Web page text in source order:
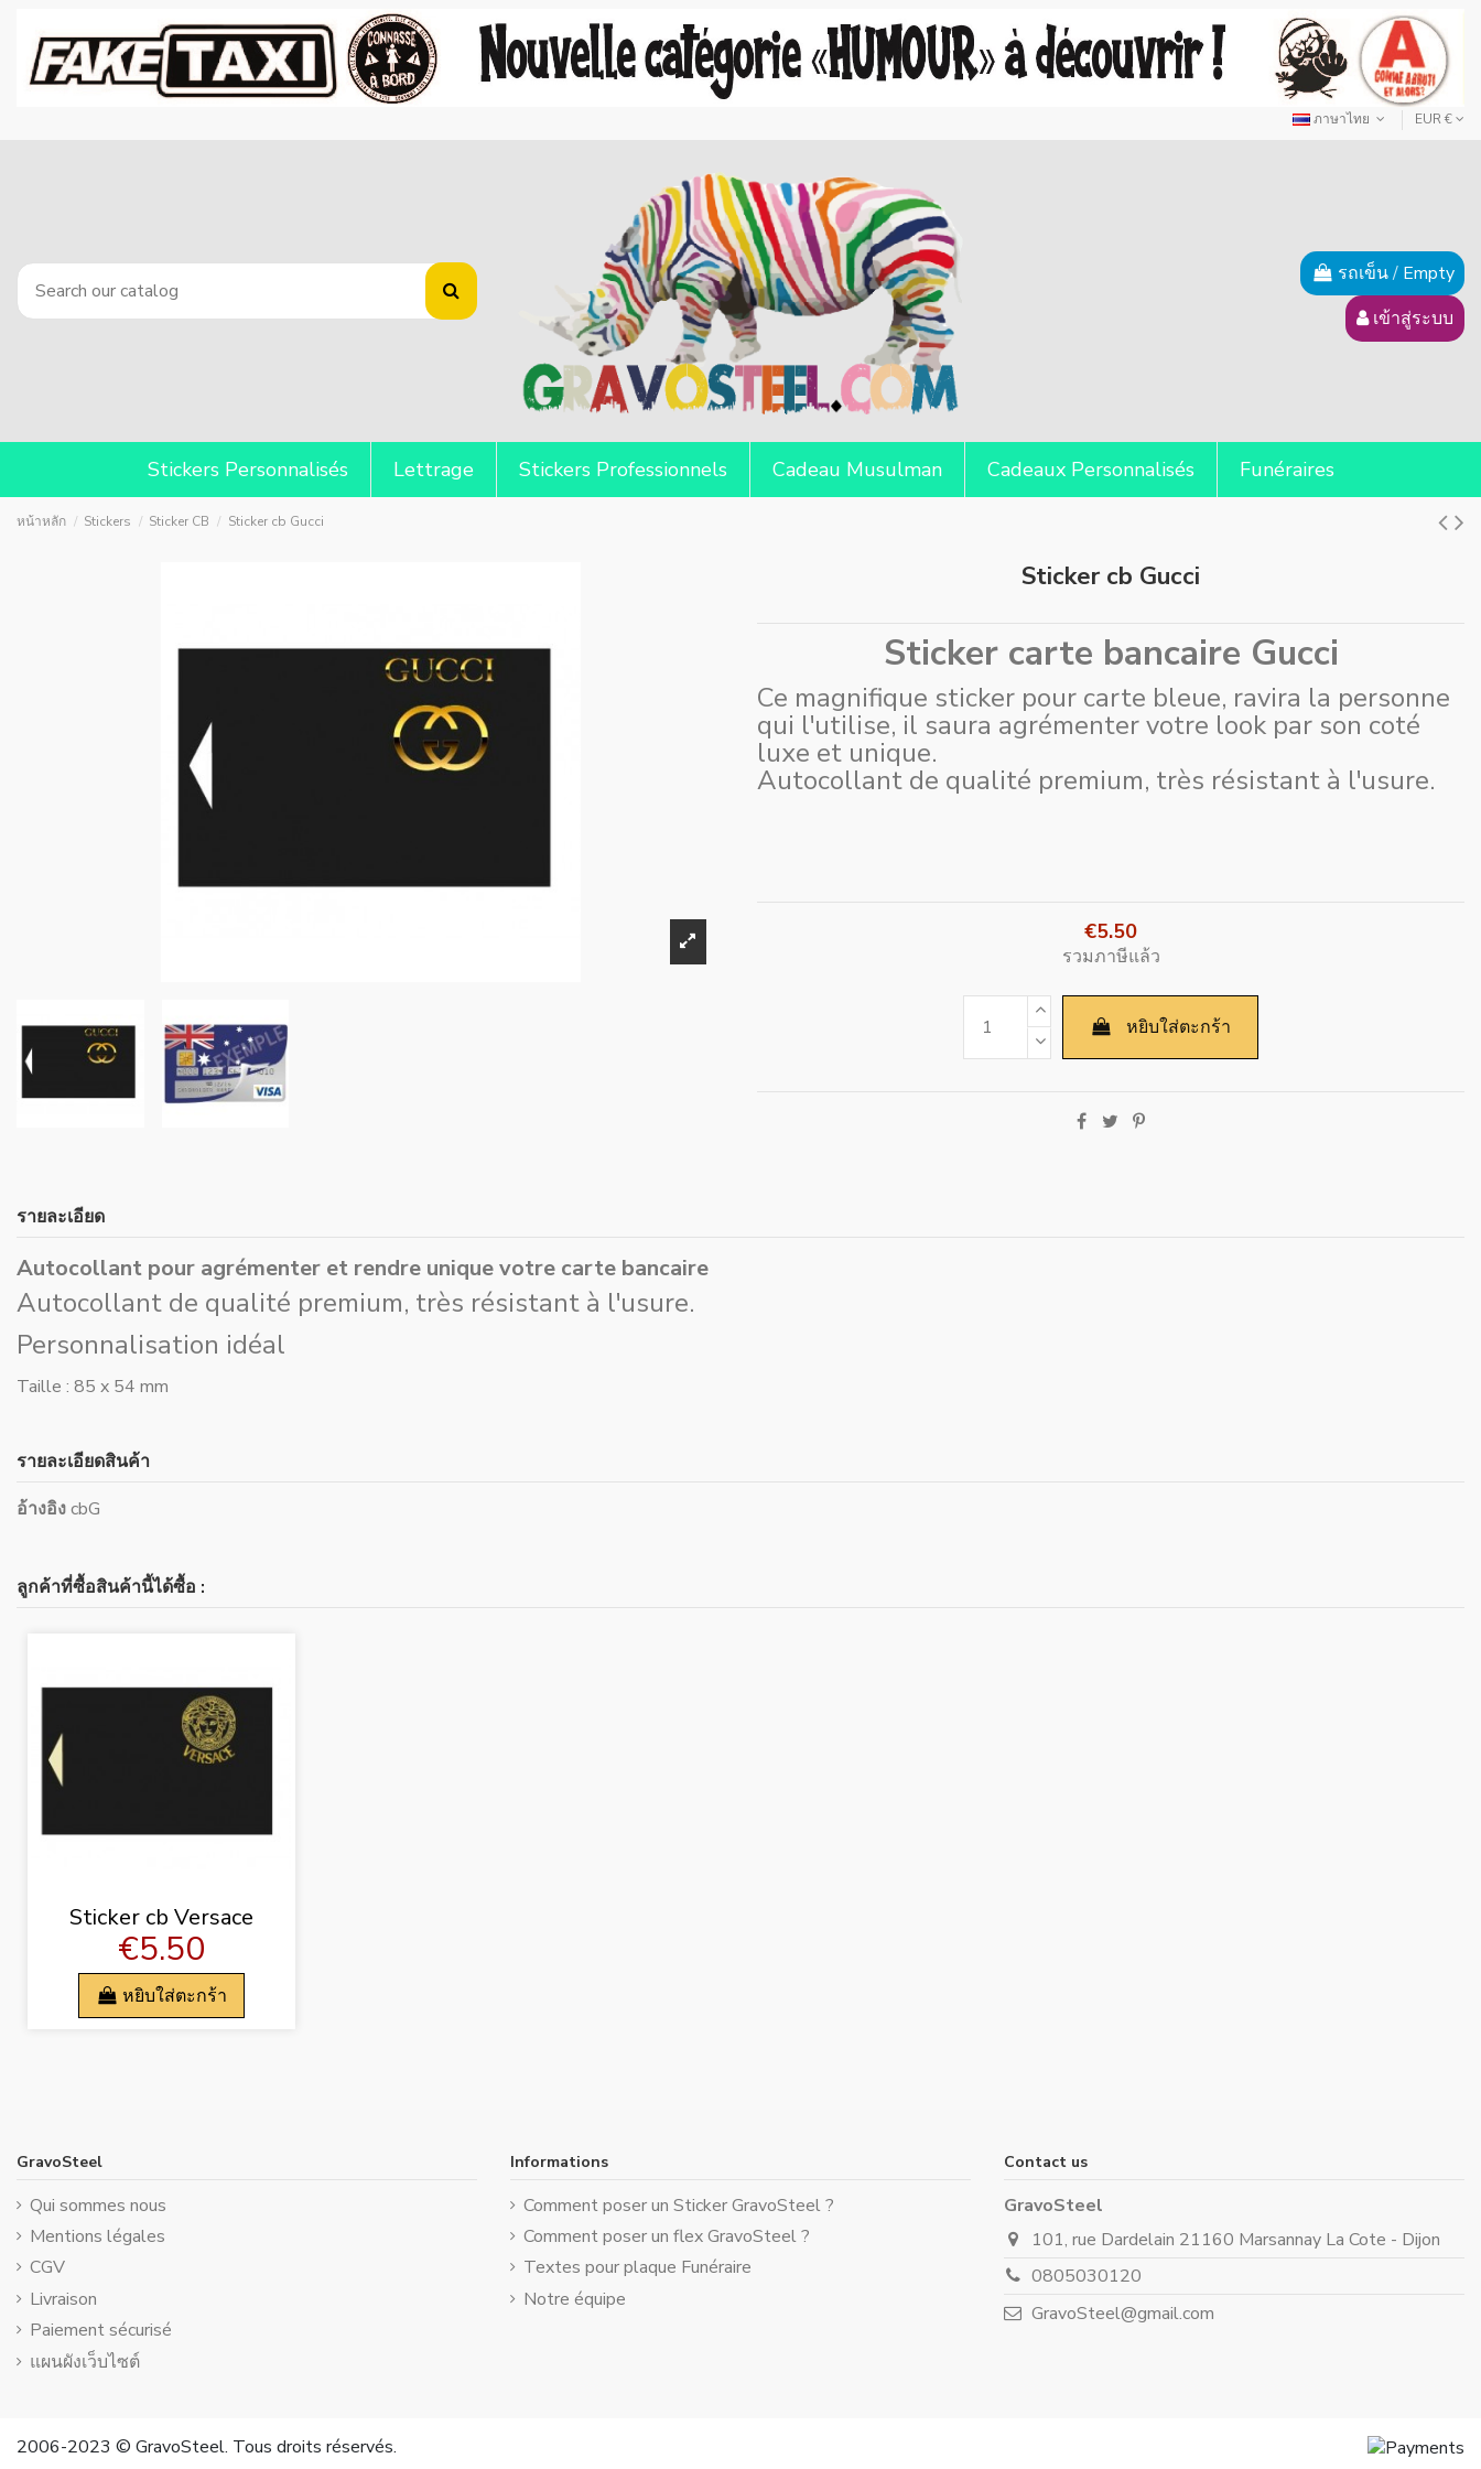
ภาษาไทย EUR €
รถเข็น/ Empty
เข้าสู่ระบบ
Stickers Personnalisés Lettrage Stickers Professionnels Cadeau Musulman Cadeaux Personnalisés Funéraires
หน้าหลัก Stickers Sticker CB Sticker cb Gucci
Sticker cb Gucci
Sticker carte bancaire Gucci
Ce magnifique sticker pour carte bleue, ravira la personne
qui l'utilise, il saura agrémenter votre look par son coté
luxe et unique.
Autocollant de qualité premium, très résistant à l'usure.
€5.50
รวมภาษีแล้ว
หยิบใส่ตะกร้า
รายละเอียด
Autocollant pour agrémenter et rendre unique votre carte bancaire
Autocollant de qualité premium, très résistant à l'usure.
Personnalisation idéal
Taille : 85 x 54 mm
รายละเอียดสินค้า
อ้างอิงcbG
ลูกค้าที่ซื้อสินค้านี้ได้ซื้อ :
Sticker cb Versace
€5.50
หยิบใส่ตะกร้า
GravoSteel
Qui sommes nous
Mentions légales
CGV
Livraison
Paiement sécurisé
แผนผังเว็บไซต์
Informations
Comment poser un Sticker GravoSteel ?
Comment poser un flex GravoSteel ?
Textes pour plaque Funéraire
Notre équipe
Contact us
GravoSteel
101, rue Dardelain 21160 Marsannay La Cote - Dijon
0805030120
GravoSteel@gmail.com
2006-2023 © GravoSteel. Tous droits réservés.